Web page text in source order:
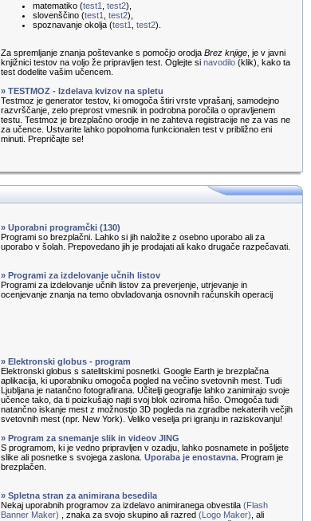
matematiko (test1 test2),
slovenščino (test1 test2),
spoznavanje okolja (test1 test2).
Za spremljanje znanja poštevanke s pomočjo orodja Brez knjige , je v javni
knjižnici testov na voljo že pripravljen test. Oglejte si navodilo (klik), kako ta
test dodelite vašim učencem.
» TESTMOZ - Izdelava kvizov na spletu
Testmoz je generator testov, ki omogoča štiri vrste vprašanj, samodejno
razvrščanje, zelo preprost vmesnik in podrobna poročila o opravljenem
testu. Testmoz je brezplačno orodje in ne zahteva registracije ne za vas ne
za učence. Ustvarite lahko popolnoma funkcionalen test v približno eni
minuti. Prepričajte se!
» Uporabni programčki (130)
Programi so brezplačni. Lahko si jih naložite z osebno uporabo ali za
uporabo v šolah. Prepovedano jih je prodajati ali kako drugače razpečavati.
» Programi za izdelovanje učnih listov
Programi za izdelovanje učnih listov za preverjenje, utrjevanje in
ocenjevanje znanja na temo obvladovanja osnovnih računskih operacij
» Elektronski globus - program
Elektronski globus s satelitskimi posnetki. Google Earth je brezplačna
aplikacija, ki uporabniku omogoča pogled na večino svetovnih mest. Tudi
Ljubljana je natančno fotografirana. Učitelji geografije lahko zanimirajo svoje
učence tako, da ti poizkušajo najti svoj blok oziroma hišo. Omogoča tudi
natančno iskanje mest z možnostjo 3D pogleda na zgradbe nekaterih večjih
svetovnih mest (npr. New York). Veliko veselja pri igranju in raziskovanju!
» Program za snemanje slik in videov JING
S programom, ki je vedno pripravljen v ozadju, lahko posnamete in pošljete
slike ali posnetke s svojega zaslona. Uporaba je enostavna. Program je
brezplačen.
» Spletna stran za animirana besedila
Nekaj uporabnih programov za izdelavo animiranega obvestila (Flash
Banner Maker) , znaka za svojo skupino ali razred (Logo Maker) , ali